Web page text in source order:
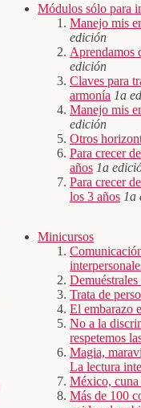
Módulos sólo para
Manejo mis
edición
Aprendamos
edición
Claves para
armonía 1a
Manejo mis
edición
Otros
Para crecer
años 1a
Para crecer
los 3 años 1a
Minicursos
Demuéstrales
Trata de
El embarazo
No a la
respetemos
Magia,
La lectura
México, cuna
Más de 100